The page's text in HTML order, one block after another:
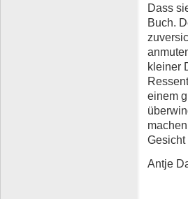
Dass
Buch.
kleiner
einem
Gesicht
Antje